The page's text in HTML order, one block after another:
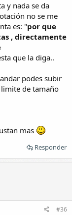
y nada se da
no se me
es: "por que
, directamente
que la diga..
podes subir
de tamaño
mas
Responder
#36